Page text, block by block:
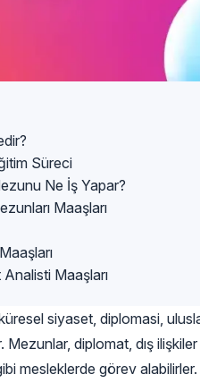
Süreci
Ne İş Yapar?
Maaşları
Maaşları
siyaset, diplomasi,
diplomat, dış
mesleklerde görev